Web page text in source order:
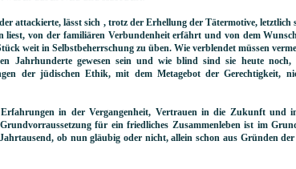
attackierte, lässt sich , trotz der Erhellung der Tätermotive, letztlich
liest, von der familiären Verbundenheit erfährt und von dem
weit in Selbstbeherrschung zu üben. Wie verblendet müssen
Jahrhunderte gewesen sein und wie blind sind sie heute noch,
der jüdischen Ethik, mit dem Metagebot der Gerechtigkeit,
in der Vergangenheit, Vertrauen in die Zukunft und
für ein friedliches Zusammenleben ist im
ob nun gläubig oder nicht, allein schon aus Gründen